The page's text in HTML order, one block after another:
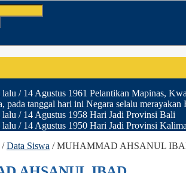
lalu / 14 Agustus 1961 Pelantikan Mapinas,
pada tanggal hari ini Negara selalu merayakan
lalu / 14 Agustus 1958 Hari Jadi Provinsi Bali
lalu / 14 Agustus 1950 Hari Jadi Provinsi
/Data Siswa /MUHAMMAD AHSANUL